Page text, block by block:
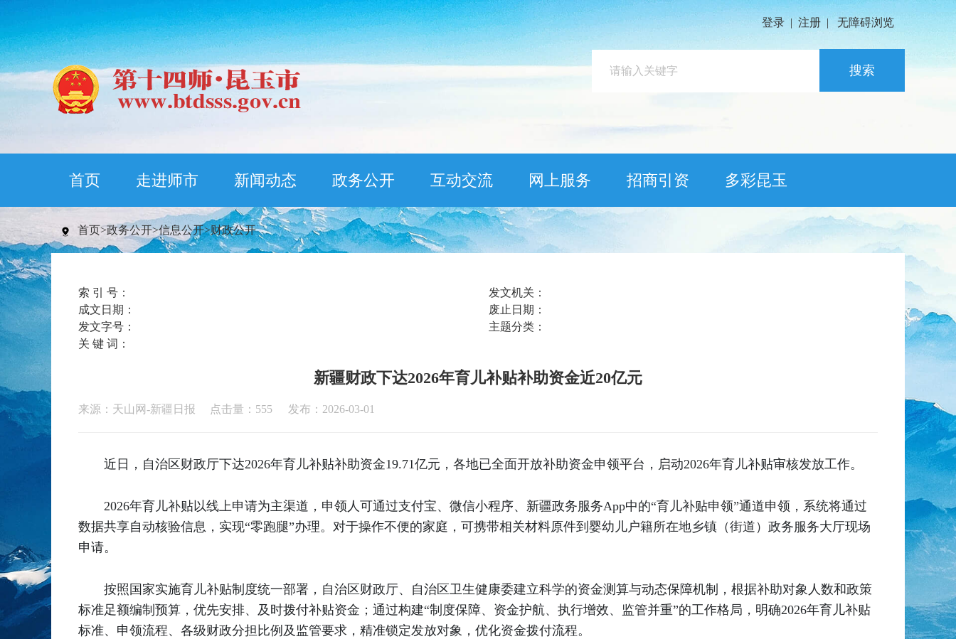
登录 | 注册 | 无障碍浏览
搜索
首页 走进师市 新闻动态 政务公开 互动交流 网上服务 招商引资 多彩昆玉
首页>政务公开>信息公开>财政公开
索 引 号：
发文机关：
成文日期：
废止日期：
发文字号：
主题分类：
关 键 词：
新疆财政下达2026年育儿补贴补助资金近20亿元
来源：天山网-新疆日报 点击量： 555 发布：2026-03-01
近日，自治区财政厅下达2026年育儿补贴补助资金19.71亿元，各地已全面开放补助资金申领平台，启动2026年育儿补贴审核发放工作。
2026年育儿补贴以线上申请为主渠道，申领人可通过支付宝、微信小程序、新疆政务服务App中的“育儿补贴申领”通道申领，系统将通过
数据共享自动核验信息，实现“零跑腿”办理。对于操作不便的家庭，可携带相关材料原件到婴幼儿户籍所在地乡镇（街道）政务服务大厅现场
申请。
按照国家实施育儿补贴制度统一部署，自治区财政厅、自治区卫生健康委建立科学的资金测算与动态保障机制，根据补助对象人数和政策
标准足额编制预算，优先安排、及时拨付补贴资金；通过构建“制度保障、资金护航、执行增效、监管并重”的工作格局，明确2026年育儿补贴
标准、申领流程、各级财政分担比例及监管要求，精准锁定发放对象，优化资金拨付流程。